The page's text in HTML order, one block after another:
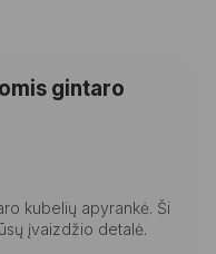
gintaro
kubelių apyrankė. Ši
įvaizdžio detalė.